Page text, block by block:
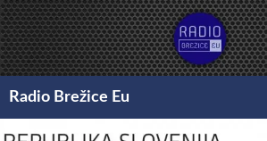
Preskoči
na
vsebino
Radio Brežice Eu